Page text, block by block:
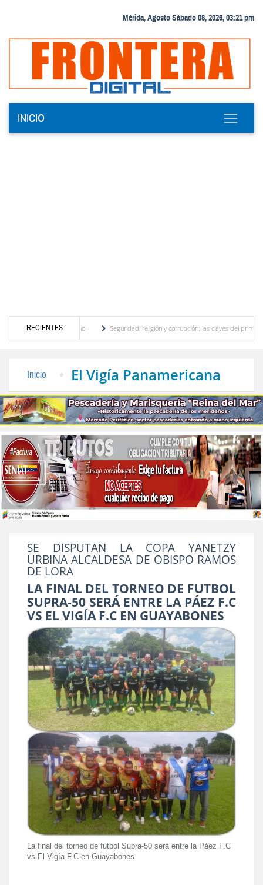
Mérida, Agosto Sábado 08, 2026, 03:21 pm
INICIO
RECIENTES
turístico merideño
Seguridad, religión y corrupción: las claves del primer
Inicio El Vigía Panamericana
SE DISPUTAN LA COPA YANETZY
URBINA ALCALDESA DE OBISPO RAMOS
DE LORA
LA FINAL DEL TORNEO DE FUTBOL
SUPRA-50 SERÁ ENTRE LA PÁEZ F.C
VS EL VIGÍA F.C EN GUAYABONES
La final del torneo de futbol Supra-50 será entre la Páez F.C
vs El Vigía F.C en Guayabones